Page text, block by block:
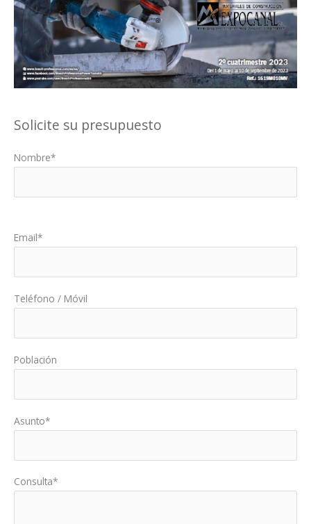
Solicite su presupuesto
Nombre*
Email*
Teléfono / Móvil
Población
Asunto*
Consulta*